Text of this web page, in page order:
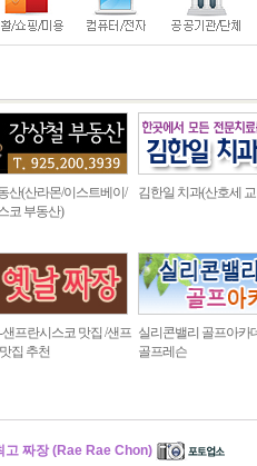
산(산라몬/이스트베이/
코 부동산)
김한일 치과(산호세
프란시스코 맛집 /샌프
집 추천
실리콘밸리 골프아카
골프레슨
고 짜장 (Rae Rae Chon)